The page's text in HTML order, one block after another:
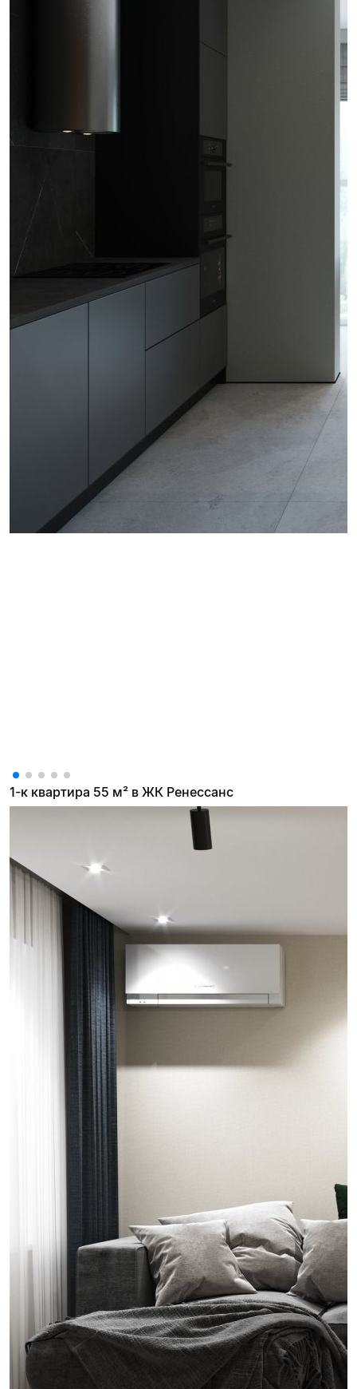
1-к квартира 55 м² в ЖК Ренессанс